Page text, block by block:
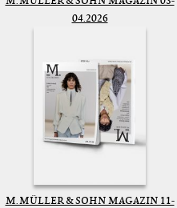
04.2026
M. MÜLLER & SOHN MAGAZIN 11-